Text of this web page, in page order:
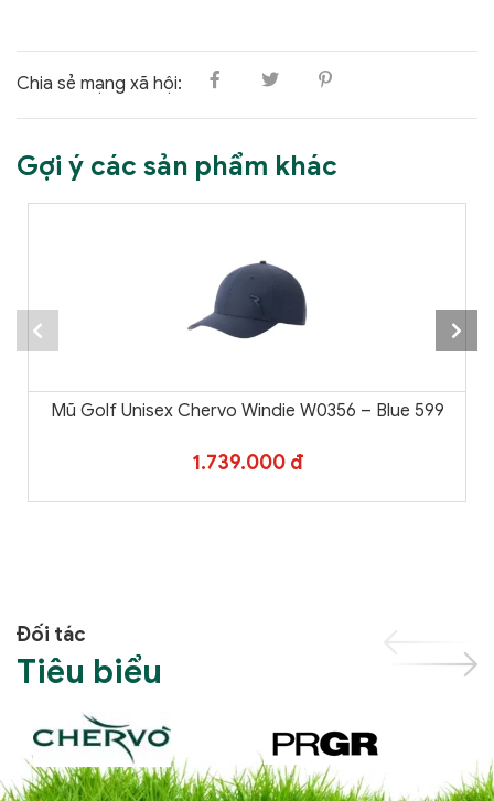
Chia sẻ mạng xã hội:
Gợi ý các sản phẩm khác
Mũ Golf Unisex Chervo Windie W0356 – Blue 599
1.739.000 đ
Đối tác
Tiêu biểu